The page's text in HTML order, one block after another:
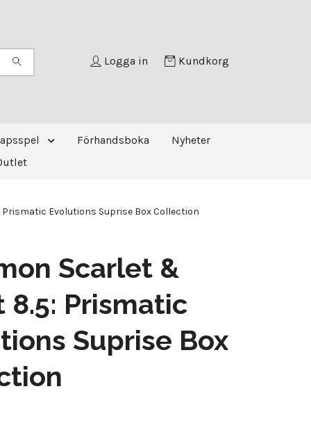
Logga in Kundkorg
Förhandsboka
Nyheter
Evolutions Suprise Box Collection
Scarlet &
8.5: Prismatic
Suprise Box